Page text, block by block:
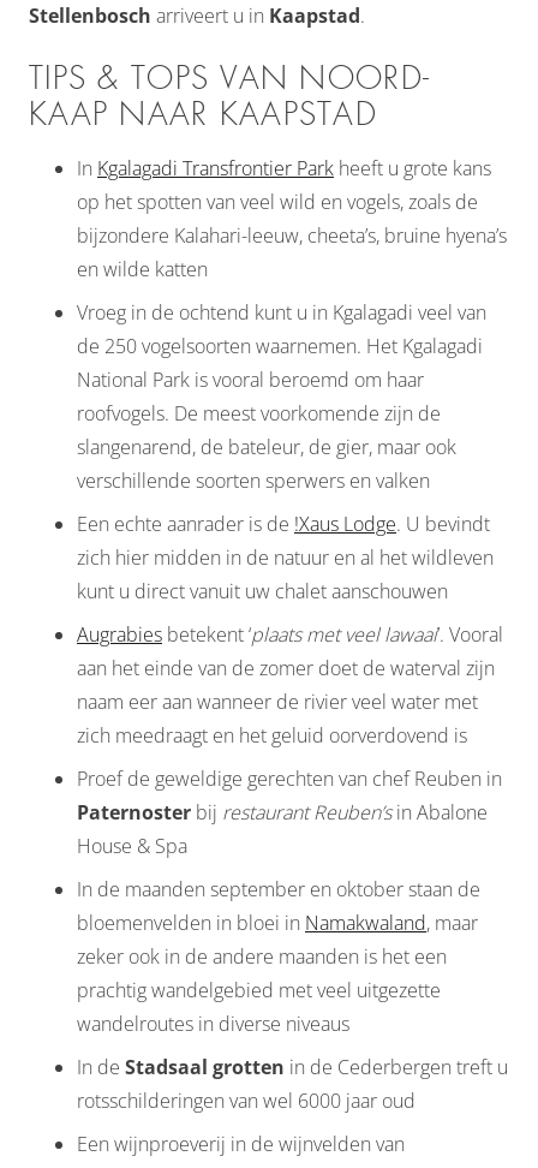
Stellenbosch arriveert u in Kaapstad.
TIPS & TOPS VAN NOORD-
KAAP NAAR KAAPSTAD
In Kgalagadi Transfrontier Park heeft u grote kans
op het spotten van veel wild en vogels, zoals de
bijzondere Kalahari-leeuw, cheeta’s, bruine hyena’s
en wilde katten
Vroeg in de ochtend kunt u in Kgalagadi veel van
de 250 vogelsoorten waarnemen. Het Kgalagadi
National Park is vooral beroemd om haar
roofvogels. De meest voorkomende zijn de
slangenarend, de bateleur, de gier, maar ook
verschillende soorten sperwers en valken
Een echte aanrader is de !Xaus Lodge. U bevindt
zich hier midden in de natuur en al het wildleven
kunt u direct vanuit uw chalet aanschouwen
Augrabies betekent ‘plaats met veel lawaai’. Vooral
aan het einde van de zomer doet de waterval zijn
naam eer aan wanneer de rivier veel water met
zich meedraagt en het geluid oorverdovend is
Proef de geweldige gerechten van chef Reuben in
Paternoster bij restaurant Reuben’sin Abalone
House & Spa
In de maanden september en oktober staan de
bloemenvelden in bloei in Namakwaland, maar
zeker ook in de andere maanden is het een
prachtig wandelgebied met veel uitgezette
wandelroutes in diverse niveaus
In de Stadsaal grotten in de Cederbergen treft u
rotsschilderingen van wel 6000 jaar oud
Een wijnproeverij in de wijnvelden van